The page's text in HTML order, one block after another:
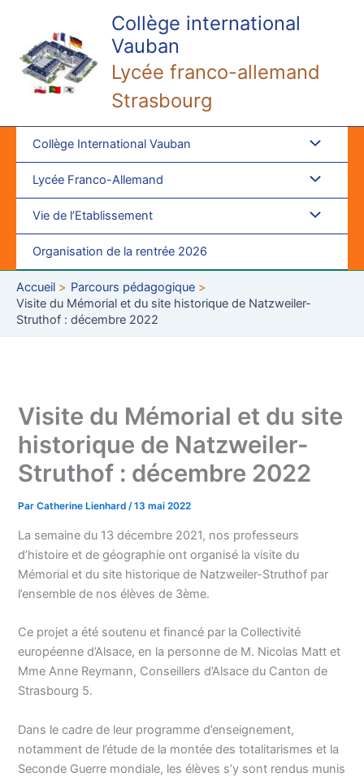
contenu
Collège international
Vauban
Lycée franco-allemand
Strasbourg
Collège International Vauban
Lycée Franco-Allemand
Vie de l’Etablissement
Organisation de la rentrée 2026
Accueil
Parcours pédagogique
Visite du Mémorial et du site historique de Natzweiler-
Struthof : décembre 2022
Visite du Mémorial et du site
historique de Natzweiler-
Struthof : décembre 2022
ParCatherine Lienhard/13 mai 2022
La semaine du 13 décembre 2021, nos professeurs
d’histoire et de géographie ont organisé la visite du
Mémorial et du site historique de Natzweiler-Struthof par
l’ensemble de nos élèves de 3ème.
Ce projet a été soutenu et financé par la Collectivité
européenne d’Alsace, en la personne de M. Nicolas Matt et
Mme Anne Reymann, Conseillers d’Alsace du Canton de
Strasbourg 5.
Dans le cadre de leur programme d’enseignement,
notamment de l’étude de la montée des totalitarismes et la
Seconde Guerre mondiale, les élèves s’y sont rendus munis